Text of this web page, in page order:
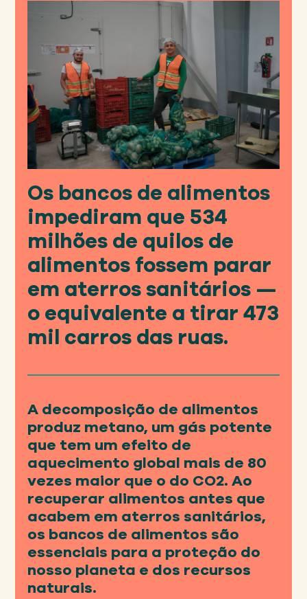
distribuição em 7%.
milhões de quilos de alimentos e
produtos alimentícios de alto valor, um
aumento de 71 milhões de quilos em
comparação com o ano anterior.
A quantidade de alimentos fornecida
equivale a cerca de 2 bilhões de
refeições.
Os bancos de alimentos
impediram que 534
milhões de quilos de
alimentos fossem parar
em aterros sanitários —
o equivalente a tirar 473
mil carros das ruas.
A decomposição de alimentos
produz metano, um gás potente
que tem um efeito de
aquecimento global mais de 80
vezes maior que o do CO2. Ao
recuperar alimentos antes que
acabem em aterros sanitários,
os bancos de alimentos são
essenciais para a proteção do
nosso planeta e dos recursos
naturais.